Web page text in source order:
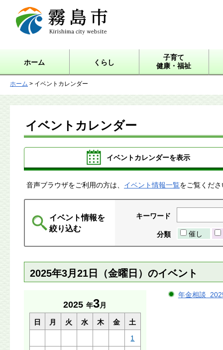
霧島市 Kirishima city
website
ホーム くらし
子育て
健康・福祉
ホーム > イベントカレンダー
イベントカレンダー
イベントカレンダーを表示
音声ブラウザをご利用の方は、 イベント情報一覧をご覧くだ
イベント情報を
絞り込む
キーワード
分類 催し
2025年3月21日（金曜日）のイベント
2025 年3月
日 月 火 水 木 金
土
1
年金相談